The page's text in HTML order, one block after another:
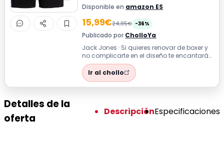
Disponible en amazon ES
15,99€24,95€ -36%
Publicado por CholloYa
Jack Jones · Si quieres renovar de boxer y
no complicarte en el diseño te encantarán
estos de Jack & Jones. Con una b...
Ir al chollo
Detalles de la
oferta
DescripciónEspecificaciones